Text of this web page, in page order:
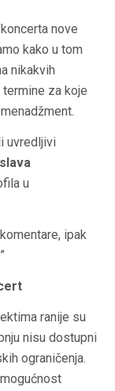
nove
kako u tom
nikakvih
za koje
uvredljivi
u
ipak
ranije su
nisu dostupni
ograničenja.